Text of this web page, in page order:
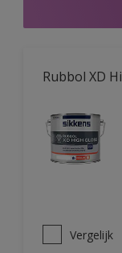
Rubbol XD
Vergelijk